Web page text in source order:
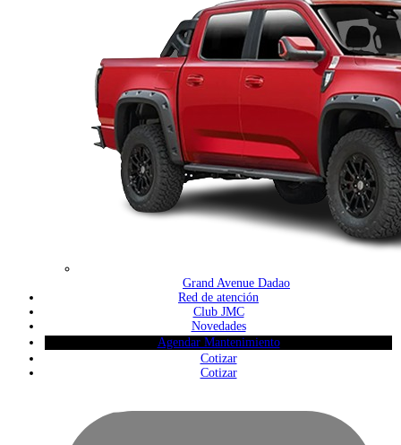
Grand Avenue Dadao
Red de atención
Club JMC
Novedades
Agendar Mantenimiento
Cotizar
Cotizar